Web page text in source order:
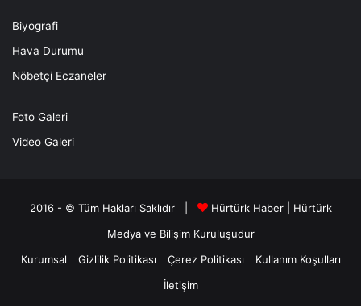
Biyografi
Hava Durumu
Nöbetçi Eczaneler
Foto Galeri
Video Galeri
2016 - © Tüm Hakları Saklıdır | Hürtürk Haber
Hürtürk
Medya ve BilişimKuruluşudur
Kurumsal
Gizlilik Politikası Çerez Politikası
Kullanım Koşulları
İletişim